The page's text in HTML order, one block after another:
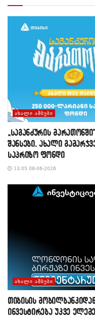
ᲐᲮᲐᲚᲘ ᲐᲛᲑᲔᲑᲘ
„საგანძურის
შანსები, ახალი
საპრიზო ფონდი
13:05 08-06-2026
ᲐᲮᲐᲚᲘ ᲐᲛᲑᲔᲑᲘ
თიბისის
ინვესტირება უკვე